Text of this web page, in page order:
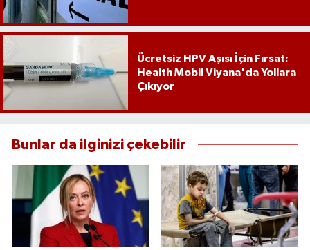
Ücretsiz HPV Aşısı İçin Fırsat:
Health Mobil Viyana'da Yollara
Çıkıyor
Bunlar da ilginizi çekebilir